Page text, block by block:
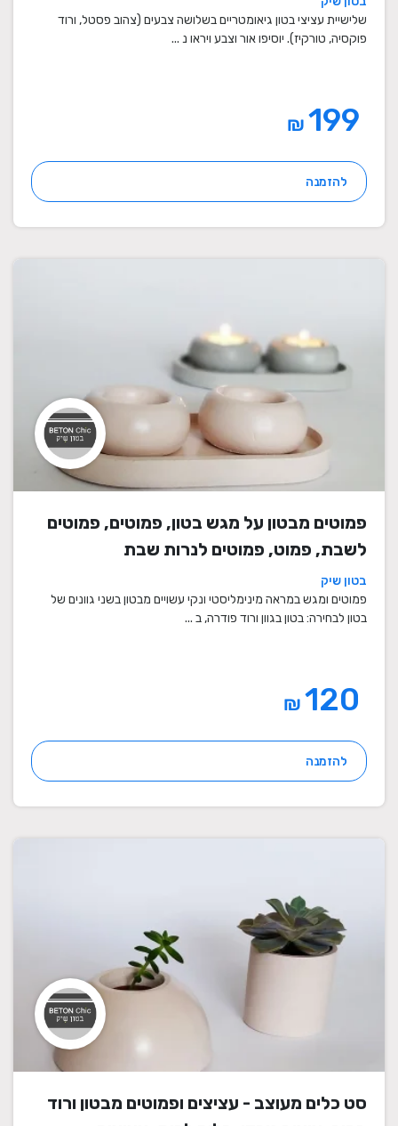
מתנות סוף שנה למורים
שלישיית עציצי בטון גיאומטריים בשלושה צבעים (צהוב פסטל, ורוד
פוקסיה, טורקיז). יוסיפו אור וצבע ויראו נ ...
₪
להזמנה
פמוטים מבטון על מגש בטון, פמוטים, פמוטים
לשבת, פמוט, פמוטים לנרות שבת
בטון שיק
פמוטים ומגש במראה מינימליסטי ונקי עשויים מבטון בשני גוונים של
בטון לבחירה: בטון בגוון ורוד פודרה, ב ...
₪
להזמנה
סט כלים מעוצב - עציצים ופמוטים מבטון ורוד